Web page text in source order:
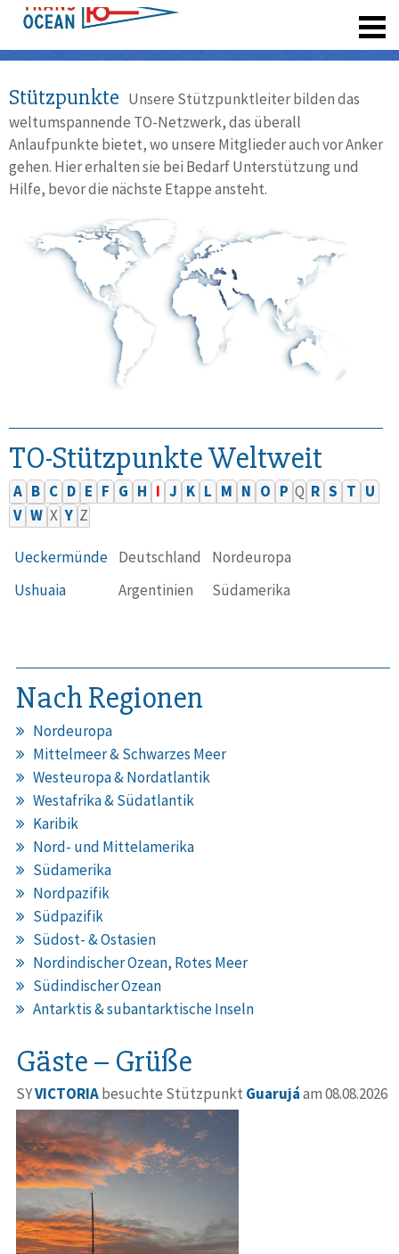
Stützpunkte Unsere Stützpunktleiter bilden das
weltumspannende TO-Netzwerk, das überall
Anlaufpunkte bietet, wo unsere Mitglieder auch vor Anker
gehen. Hier erhalten sie bei Bedarf Unterstützung und
Hilfe, bevor die nächste Etappe ansteht.
TO-Stützpunkte Weltweit
A B C D E F G H I J K L M N O P Q R S T U
V W X Y Z
Ueckermünde Deutschland
Nordeuropa
Ushuaia
Argentinien Südamerika
Nach Regionen
Nordeuropa
Mittelmeer & Schwarzes Meer
Westeuropa & Nordatlantik
Westafrika & Südatlantik
Karibik
Nord- und Mittelamerika
Südamerika
Nordpazifik
Südpazifik
Südost- & Ostasien
Nordindischer Ozean, Rotes Meer
Südindischer Ozean
Antarktis & subantarktische Inseln
Gäste – Grüße
SYVICTORIAbesuchte Stützpunkt Guarujáam 08.08.2026